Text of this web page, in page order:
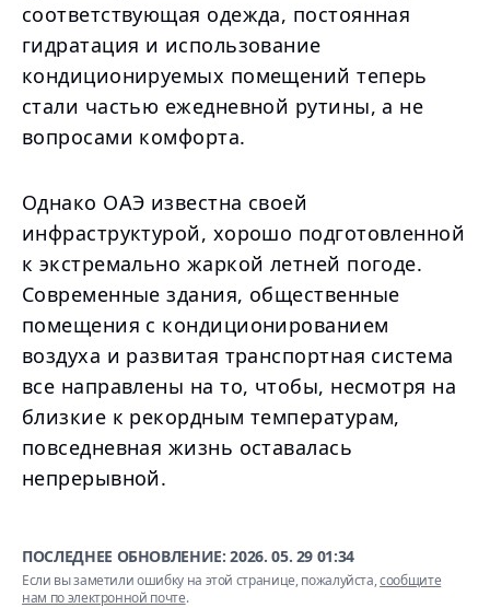
соответствующая одежда, постоянная
гидратация и использование
кондиционируемых помещений теперь
стали частью ежедневной рутины, а не
вопросами комфорта.
Однако ОАЭ известна своей
инфраструктурой, хорошо подготовленной
к экстремально жаркой летней погоде.
Современные здания, общественные
помещения с кондиционированием
воздуха и развитая транспортная система
все направлены на то, чтобы, несмотря на
близкие к рекордным температурам,
повседневная жизнь оставалась
непрерывной.
ПОСЛЕДНЕЕ ОБНОВЛЕНИЕ:2026. 05. 29 01:34
Если вы заметили ошибку на этой странице, пожалуйста,сообщите
нам по электронной почте.